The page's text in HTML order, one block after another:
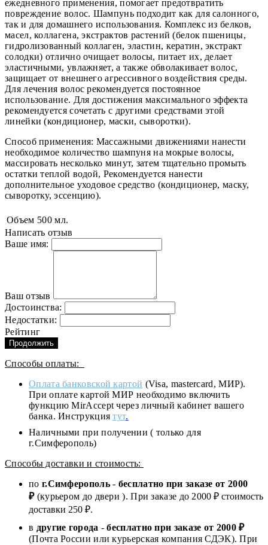
ежедневного применения, помогает предотвратить
повреждение волос. Шампунь подходит как для салонного,
так и для домашнего использования. Комплекс из белков,
масел, коллагена, экстрактов растений (белок пшеницы,
гидролизованный коллаген, эластин, кератин, экстракт
солодки) отлично очищает волосы, питает их, делает
эластичными, увлажняет, а также обволакивает волос,
защищает от внешнего агрессивного воздействия среды.
Для лечения волос рекомендуется постоянное
использование. Для достижения максимального эффекта
рекомендуется сочетать с другими средствами этой
линейки (кондиционер, маски, сыворотки).
Способ применения: Массажными движениями нанести
необходимое количество шампуня на мокрые волосы,
массировать несколько минут, затем тщательно промыть
остатки теплой водой, Рекомендуется нанести
дополнительное уходовое средство (кондиционер, маску,
сыворотку, эссенцию).
Объем 500 мл.
Написать отзыв
Ваше имя:
Ваш отзыв
Достоинства:
Недостатки:
Рейтинг
Продолжить
Способы оплаты:
Оплата банковской картой (Visa, mastercard, МИР).
При оплате картой МИР необходимо включить
функцию MirAccept через личный кабинет вашего
банка. Инструкциятут.
Наличными при получении ( только для
г.Симферополь)
Способы доставки и стоимость:
по г.Симферополь- бесплатно при заказе от 2000
₽(курьером до двери ). При заказе до 2000 ₽ стоимость
доставки 250 ₽.
в другие города -бесплатно при заказе от 2000 ₽
(Почта России или курьерская компания СДЭК). При